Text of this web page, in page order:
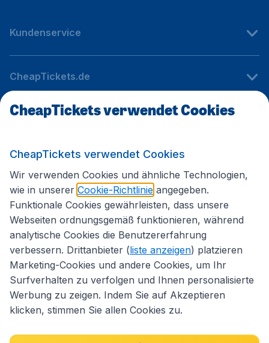
Kundenservice
CheapTickets.de
Internationale Webseiten
Folgen Sie uns:
CheapTickets verwendet Cookies
CheapTickets verwendet Cookies
Wir verwenden Cookies und ähnliche Technologien,
wie in unserer Cookie-Richtlinie angegeben.
Funktionale Cookies gewährleisten, dass unsere
Webseiten ordnungsgemäß funktionieren, während
analytische Cookies die Benutzererfahrung
verbessern. Drittanbieter (liste anzeigen) platzieren
Marketing-Cookies und andere Cookies, um Ihr
Surfverhalten zu verfolgen und Ihnen personalisierte
Werbung zu zeigen. Indem Sie auf Akzeptieren
klicken, stimmen Sie allen Cookies zu.